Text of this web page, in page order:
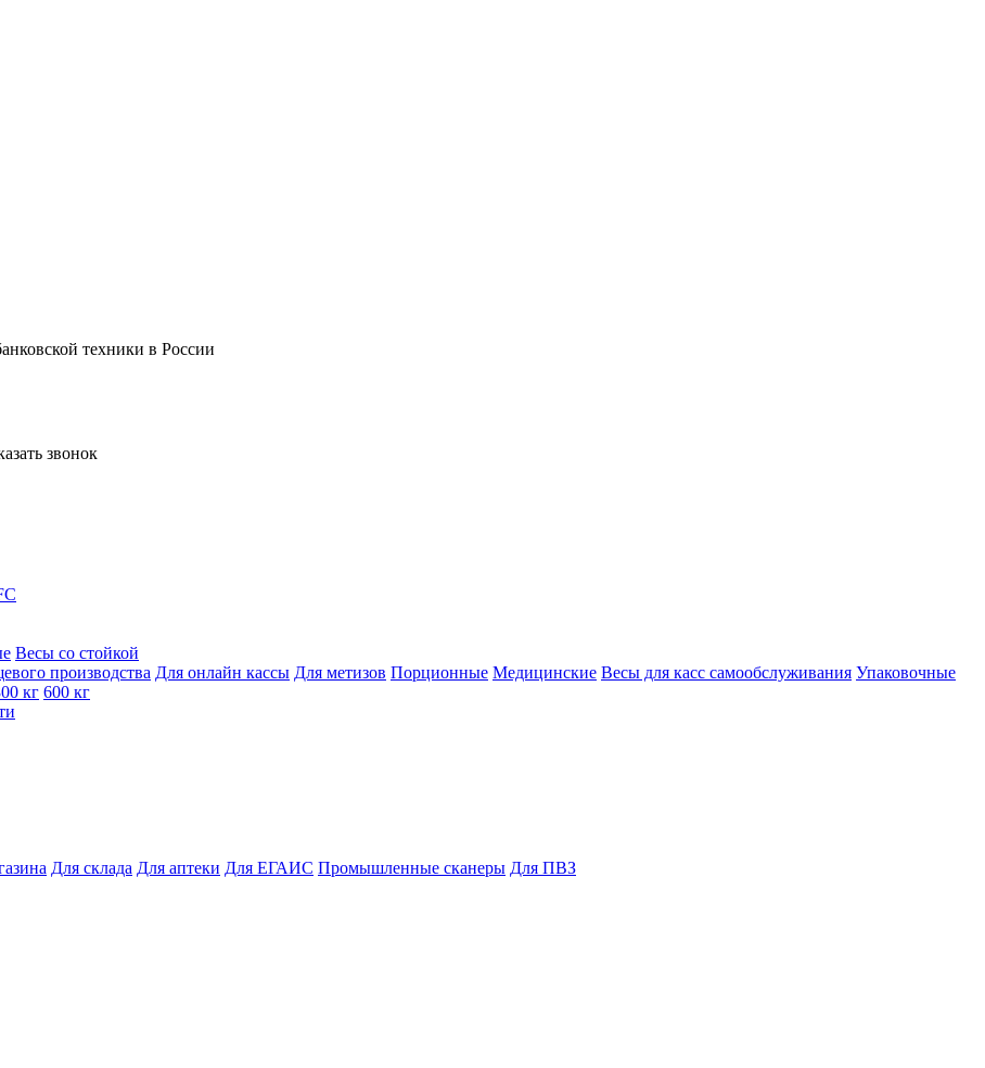
техники в России
звонок
Весы со стойкой
производства Для онлайн кассы Для метизов Порционные Медицинские Весы для касс самообслуживания Упаковочные
кг 600 кг
Для склада Для аптеки Для ЕГАИС Промышленные сканеры Для ПВЗ